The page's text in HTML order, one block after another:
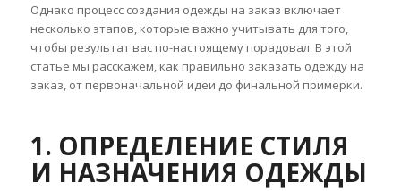
Однако процесс создания одежды на заказ включает
несколько этапов, которые важно учитывать для того,
чтобы результат вас по-настоящему порадовал. В этой
статье мы расскажем, как правильно заказать одежду на
заказ, от первоначальной идеи до финальной примерки.
1. ОПРЕДЕЛЕНИЕ СТИЛЯ
И НАЗНАЧЕНИЯ ОДЕЖДЫ